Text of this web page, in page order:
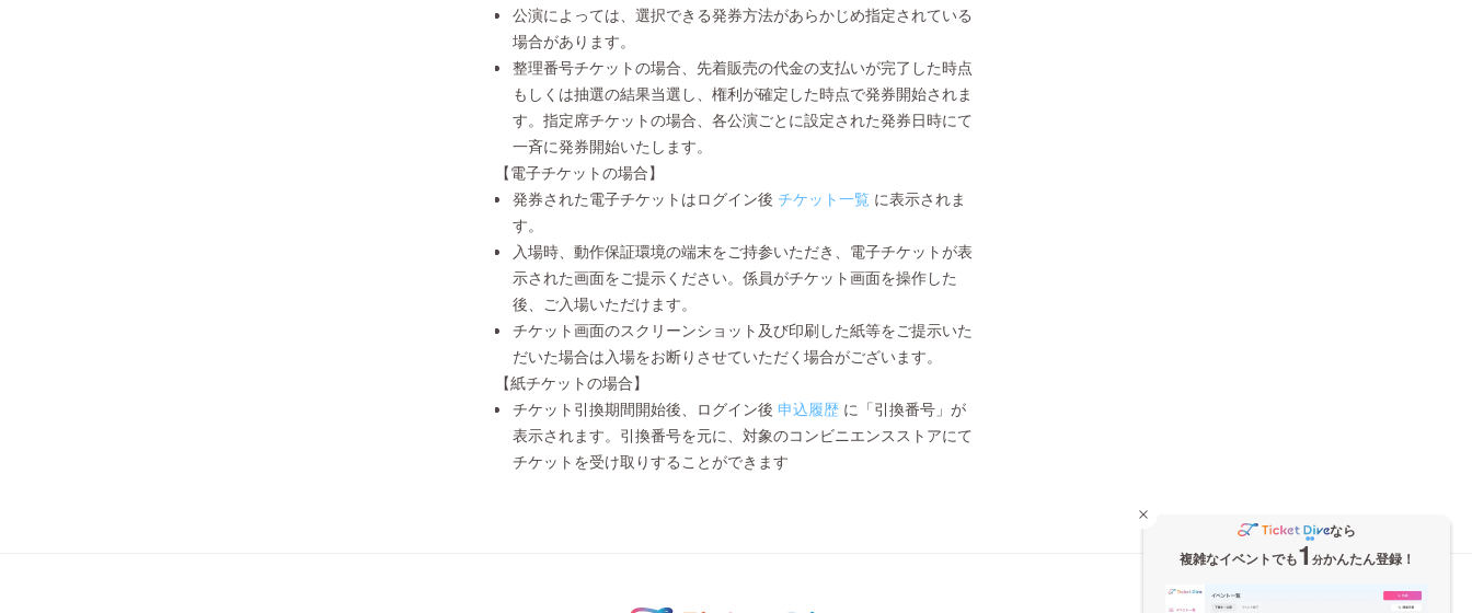
公演によっては、選択できる発券方法があらかじめ指定されている
場合があります。
整理番号チケットの場合、先着販売の代金の支払いが完了した時点
もしくは抽選の結果当選し、権利が確定した時点で発券開始されま
す。指定席チケットの場合、各公演ごとに設定された発券日時にて
一斉に発券開始いたします。
【電子チケットの場合】
発券された電子チケットはログイン後 チケット一覧 に表示されま
す。
入場時、動作保証環境の端末をご持参いただき、電子チケットが表
示された画面をご提示ください。係員がチケット画面を操作した
後、ご入場いただけます。
チケット画面のスクリーンショット及び印刷した紙等をご提示いた
だいた場合は入場をお断りさせていただく場合がございます。
【紙チケットの場合】
チケット引換期間開始後、ログイン後 申込履歴 に「引換番号」が
表示されます。引換番号を元に、対象のコンビニエンスストアにて
チケットを受け取りすることができます
なら
複雑なイベントでも1 分かんたん登録！